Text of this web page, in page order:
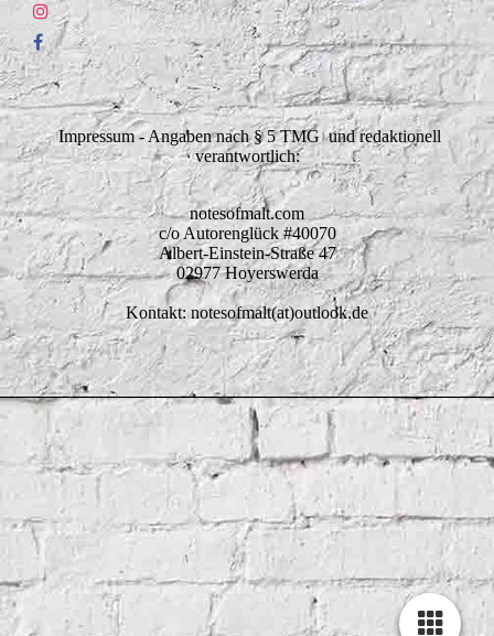
Impressum - Angaben nach § 5 TMG und redaktionell
verantwortlich:
notesofmalt.com
c/o Autorenglück #40070
Albert-Einstein-Straße 47
02977 Hoyerswerda
Kontakt: notesofmalt(at)outlook.de